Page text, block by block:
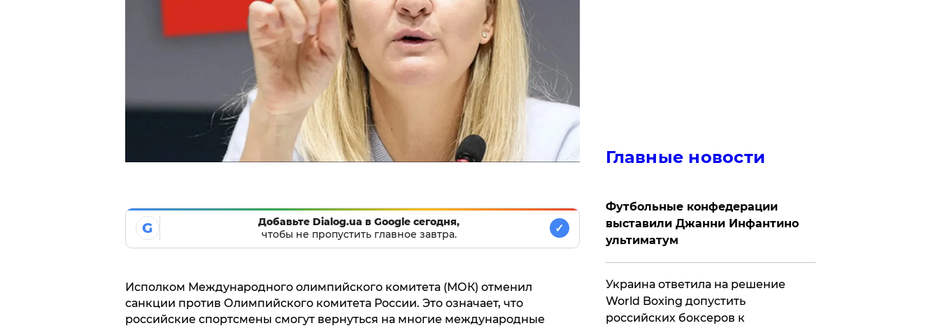
G
Добавьте Dialog.ua в Google сегодня,
чтобы не пропустить главное завтра.
✓
Исполком Международного олимпийского комитета (МОК) отменил
санкции против Олимпийского комитета России. Это означает, что
российские спортсмены смогут вернуться на многие международные
Главные новости
Футбольные конфедерации
выставили Джанни Инфантино
ультиматум
Украина ответила на решение
World Boxing допустить
российских боксеров к